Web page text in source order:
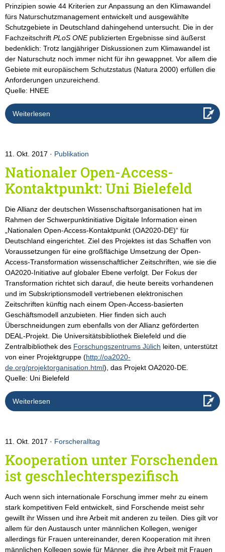
Prinzipien sowie 44 Kriterien zur Anpassung an den Klimawandel
fürs Naturschutzmanagement entwickelt und ausgewählte
Schutzgebiete in Deutschland dahingehend untersucht. Die in der
Fachzeitschrift PLoS ONEpublizierten Ergebnisse sind äußerst
bedenklich: Trotz langjähriger Diskussionen zum Klimawandel ist
der Naturschutz noch immer nicht für ihn gewappnet. Vor allem die
Gebiete mit europäischem Schutzstatus (Natura 2000) erfüllen die
Anforderungen unzureichend.
Quelle: HNEE
Weiterlesen
11. Okt. 2017 Publikation
Nationaler Open-Access-
Kontaktpunkt: Uni Bielefeld
Die Allianz der deutschen Wissenschaftsorganisationen hat im
Rahmen der Schwerpunktinitiative Digitale Information einen
„Nationalen Open-Access-Kontaktpunkt (OA2020-DE)“ für
Deutschland eingerichtet. Ziel des Projektes ist das Schaffen von
Voraussetzungen für eine großflächige Umsetzung der Open-
Access-Transformation wissenschaftlicher Zeitschriften, wie sie die
OA2020-Initiative auf globaler Ebene verfolgt. Der Fokus der
Transformation richtet sich darauf, die heute bereits vorhandenen
und im Subskriptionsmodell vertriebenen elektronischen
Zeitschriften künftig nach einem Open-Access-basierten
Geschäftsmodell anzubieten. Hier finden sich auch
Überschneidungen zum ebenfalls von der Allianz geförderten
DEAL-Projekt. Die Universitätsbibliothek Bielefeld und die
Zentralbibliothek des Forschungszentrums Jülich leiten, unterstützt
von einer Projektgruppe (http://oa2020-
de.org/projektorganisation.html), das Projekt OA2020-DE.
Quelle: Uni Bielefeld
Weiterlesen
11. Okt. 2017 Forscheralltag
Kooperation unter Forschenden
ist geschlechterspezifisch
Auch wenn sich internationale Forschung immer mehr zu einem
stark kompetitiven Feld entwickelt, sind Forschende meist sehr
gewillt ihr Wissen und ihre Arbeit mit anderen zu teilen. Dies gilt vor
allem für den Austausch unter männlichen Kollegen, weniger
allerdings für Frauen untereinander, deren Kooperation mit ihren
männlichen Kollegen sowie für Männer, die ihre Arbeit mit Frauen